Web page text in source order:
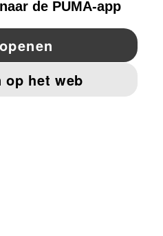
EN JURIDISCHE GEGEVENS